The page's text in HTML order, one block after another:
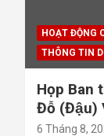
HOẠT ĐỘNG
THÔNG TIN
Họp Ban
Đỗ (Đậu)
6 Tháng 8,